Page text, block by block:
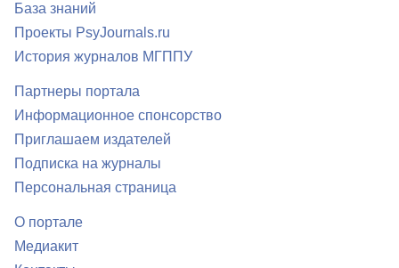
База знаний
Проекты PsyJournals.ru
История журналов МГППУ
Партнеры портала
Информационное спонсорство
Приглашаем издателей
Подписка на журналы
Персональная страница
О портале
Медиакит